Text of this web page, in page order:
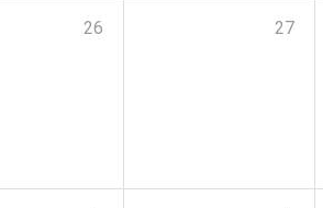
26 27